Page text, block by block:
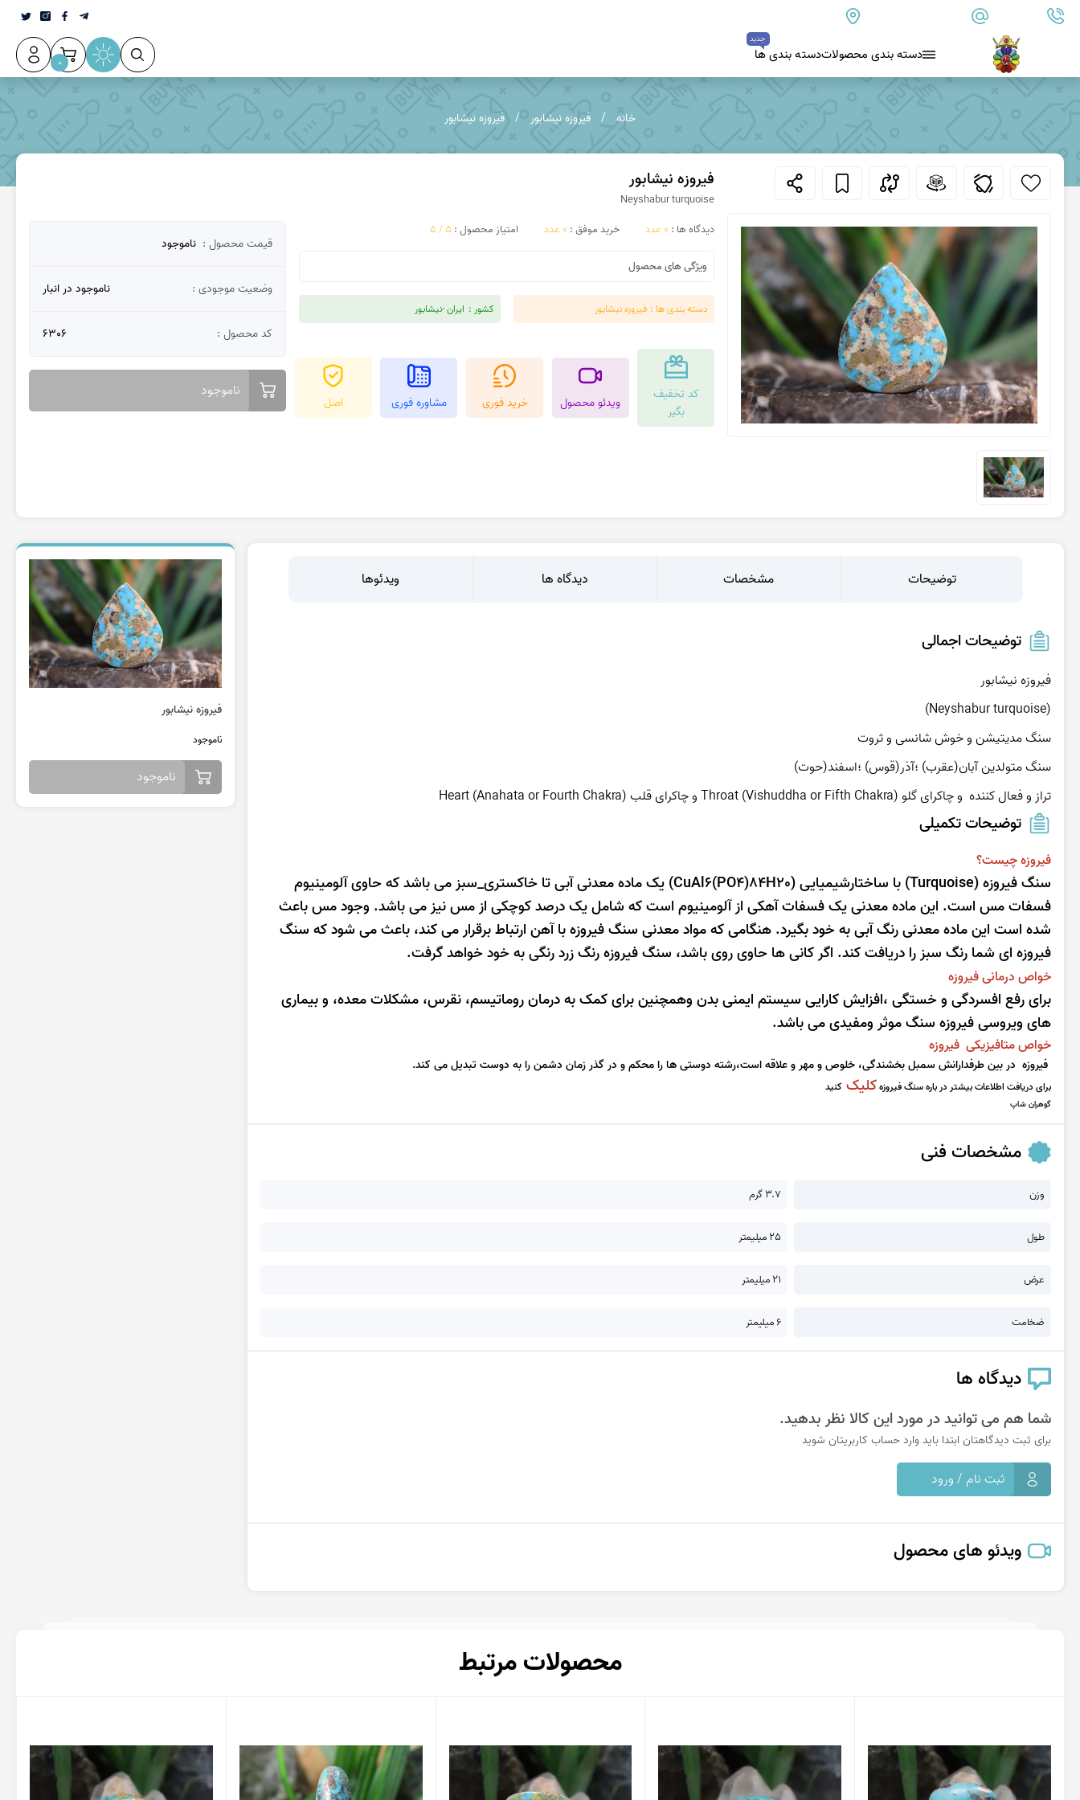
09179890157
info@goharanshop.com
دسته بندی محصولات
کلسدونی
عقیق کلسدونی قهوه ای
عقیق یمن
عقیق یمن زرد
عقیق یمن سفید
عقیق یمن نباتی
عقیق یمن پرتقالی
عقیق یمن کبود
عقیق یمن سبز
عقیق فردوس
عقیق پوست مار
عقیق کارنلین
کرزی لس اگات
عقیق سوخته
عقیق شجر پاییزی
عقیق بوتسوانا
دسته بندی ها
جدید
0
خانه فیروزه نیشابور فیروزه نیشابور
فیروزه نیشابور
Neyshabur turquoise
دیدگاه ها : 0 عدد خرید موفق : 0 عدد امتیاز محصول : 5 / 5
ویژگی های محصول
دسته بندی ها : فیروزه نیشابور کشور : ایران -نیشابور
کد تخفیف
بگیر
ویدئو محصول خرید فوری مشاوره فوری اصل
قیمت محصول : ناموجود
وضعیت موجودی : ناموجود در انبار
کد محصول : 6306
ناموجود
توضیحات مشخصات دیدگاه ها ویدئوها
توضیحات اجمالی
تراز و فعال کننده  و چاکرای گلو Throat (Vishuddha or Fifth Chakra) و چاکرای قلب Heart (Anahata or Fourth Chakra)
توضیحات تکمیلی
فیروزه چیست؟
سنگ فیروزه (Turquoise) با ساختارشیمیایى (CuAl6(PO4)84H20) یک ماده معدنی آبی تا خاکستری_سبز می باشد که حاوی آلومینیوم
فسفات مس است. این ماده معدنی یک فسفات آهکی از آلومینیوم است که شامل یک درصد کوچکی از مس نیز می باشد. وجود مس باعث
شده است این ماده معدنی رنگ آبی به خود بگیرد. هنگامی که مواد معدنی سنگ فیروزه با آهن ارتباط برقرار می کند، باعث می شود که سنگ
فیروزه ای شما رنگ سبز را دریافت کند. اگر کانی ها حاوی روی باشد، سنگ فیروزه رنگ زرد رنگی به خود خواهد گرفت.
خواص درمانی فیروزه
برای رفع افسردگی و خستگی ،افزایش کارایی سیستم ایمنی بدن وهمچنین برای کمک به درمان روماتیسم، نقرس، مشکلات معده، و بیماری
های ویروسی فیروزه سنگ موثر ومفیدی می باشد.
خواص متافیزیکی فیروزه
فیروزه در بین طرفدارانش سمبل بخشندگی، خلوص و مهر و علاقه است،رشته دوستی ها را محکم و در گذر زمان دشمن را به دوست تبدیل می کند.
برای دریافت اطلاعات بیشتر در باره سنگ فیروزهکلیک کنید
گوهران شاپ
مشخصات فنی
وزن 3.7 گرم
طول 25 میلیمتر
عرض 21 میلیمتر
ضخامت 6 میلیمتر
دیدگاه ها
شما هم می توانید در مورد این کالا نظر بدهید.
برای ثبت دیدگاهتان ابتدا باید وارد حساب کاربریتان شوید
ثبت نام / ورود
ویدئو های محصول
فیروزه نیشابور
ناموجود
ناموجود
محصولات مرتبط